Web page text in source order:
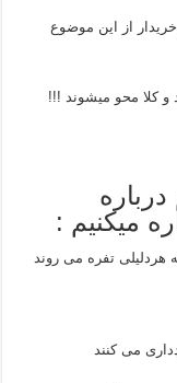
خریدار از این موضوع
کلا محو میشوند !!!
میکنیم :
تفره می روند
می کنند